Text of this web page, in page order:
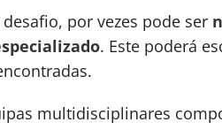
por vezes pode ser
. Este poderá
multidisciplinares